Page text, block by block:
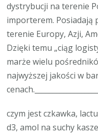
dystrybucji na terenie
importerem. Posiadają
terenie Europy, Azji,
Dzięki temu „ciąg
marże wielu
najwyższej jakości w
czym jest czkawka,
d3, amol na suchy